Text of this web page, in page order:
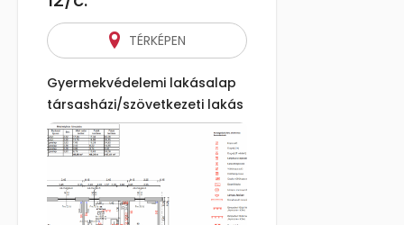
TÉRKÉPEN
Gyermekvédelemi lakásalap
társasházi/szövetkezeti lakás